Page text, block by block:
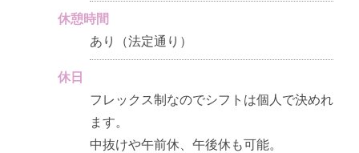
休憩時間
あり（法定通り）
休日
フレックス制なのでシフトは個人で決めれ
ます。
中抜けや午前休、午後休も可能。